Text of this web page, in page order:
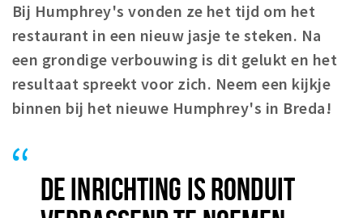
Winkels
Winkelgebieden
Parkeren
Bezienswaardigheden
Musea, theaters & podia
Toeristische routes
Bij Humphrey's vonden ze het tijd om het
restaurant in een nieuw jasje te steken. Na
een grondige verbouwing is dit gelukt en het
resultaat spreekt voor zich. Neem een kijkje
binnen bij het nieuwe Humphrey's in Breda!
DE INRICHTING IS RONDUIT